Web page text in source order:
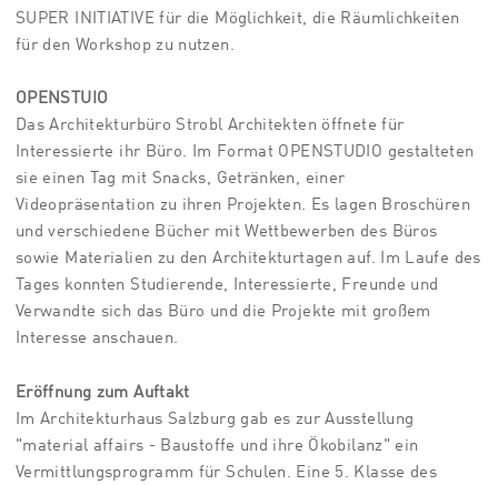
SUPER INITIATIVE für die Möglichkeit, die Räumlichkeiten
für den Workshop zu nutzen.
OPENSTUIO
Das Architekturbüro Strobl Architekten öffnete für
Interessierte ihr Büro. Im Format OPENSTUDIO gestalteten
sie einen Tag mit Snacks, Getränken, einer
Videopräsentation zu ihren Projekten. Es lagen Broschüren
und verschiedene Bücher mit Wettbewerben des Büros
sowie Materialien zu den Architekturtagen auf. Im Laufe des
Tages konnten Studierende, Interessierte, Freunde und
Verwandte sich das Büro und die Projekte mit großem
Interesse anschauen.
Eröffnung zum Auftakt
Im Architekturhaus Salzburg gab es zur Ausstellung
"material affairs - Baustoffe und ihre Ökobilanz" ein
Vermittlungsprogramm für Schulen. Eine 5. Klasse des